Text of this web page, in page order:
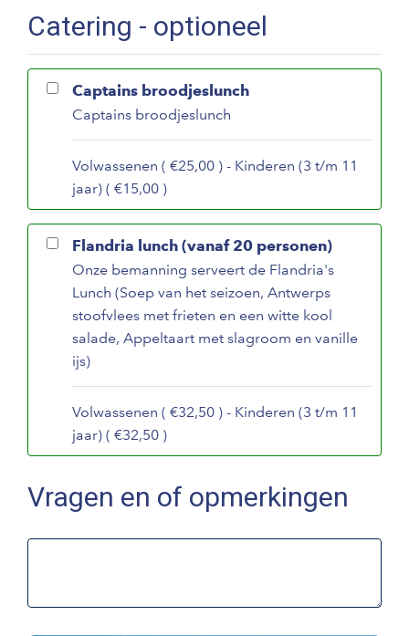
Catering - optioneel
Captains broodjeslunch
Captains broodjeslunch
Volwassenen ( €25,00 ) - Kinderen (3 t/m 11
jaar) ( €15,00 )
Flandria lunch (vanaf 20 personen)
Onze bemanning serveert de Flandria's
Lunch (Soep van het seizoen, Antwerps
stoofvlees met frieten en een witte kool
salade, Appeltaart met slagroom en vanille
ijs)
Volwassenen ( €32,50 ) - Kinderen (3 t/m 11
jaar) ( €32,50 )
Vragen en of opmerkingen